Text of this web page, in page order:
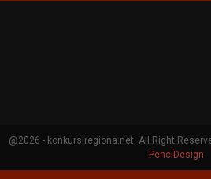
@2026 - konkursiregiona.net. All Right
PenciDesign